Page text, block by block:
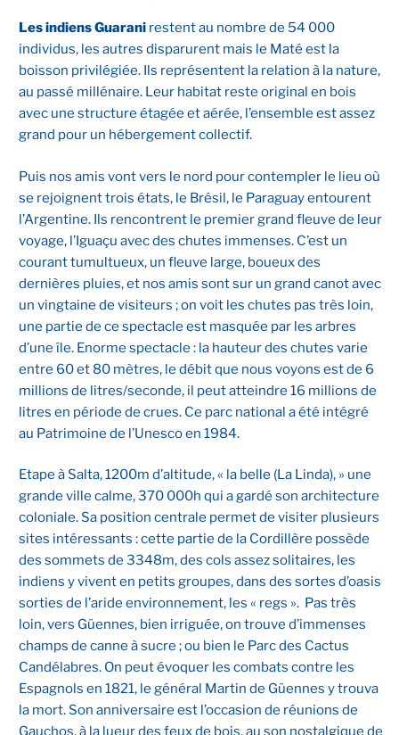
Les indiens Guarani restent au nombre de 54 000
individus, les autres disparurent mais le Maté est la
boisson privilégiée. Ils représentent la relation à la nature,
au passé millénaire. Leur habitat reste original en bois
avec une structure étagée et aérée, l’ensemble est assez
grand pour un hébergement collectif.
Puis nos amis vont vers le nord pour contempler le lieu où
se rejoignent trois états, le Brésil, le Paraguay entourent
l’Argentine. Ils rencontrent le premier grand fleuve de leur
voyage, l’Iguaçu avec des chutes immenses. C’est un
courant tumultueux, un fleuve large, boueux des
dernières pluies, et nos amis sont sur un grand canot avec
un vingtaine de visiteurs ; on voit les chutes pas très loin,
une partie de ce spectacle est masquée par les arbres
d’une île. Enorme spectacle : la hauteur des chutes varie
entre 60 et 80 mètres, le débit que nous voyons est de 6
millions de litres/seconde, il peut atteindre 16 millions de
litres en période de crues. Ce parc national a été intégré
au Patrimoine de l’Unesco en 1984.
Etape à Salta, 1200m d’altitude, « la belle (La Linda), » une
grande ville calme, 370 000h qui a gardé son architecture
coloniale. Sa position centrale permet de visiter plusieurs
sites intéressants : cette partie de la Cordillère possède
des sommets de 3348m, des cols assez solitaires, les
indiens y vivent en petits groupes, dans des sortes d’oasis
sorties de l’aride environnement, les « regs ». Pas très
loin, vers Güennes, bien irriguée, on trouve d’immenses
champs de canne à sucre ; ou bien le Parc des Cactus
Candélabres. On peut évoquer les combats contre les
Espagnols en 1821, le général Martin de Güennes y trouva
la mort. Son anniversaire est l’occasion de réunions de
Gauchos, à la lueur des feux de bois, au son nostalgique de